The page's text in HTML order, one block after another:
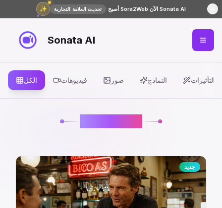
✨ تحديث العلامة التجارية أصبح Sora2Web الآن Sonata AI
Sonata AI
الكل فيديوهات صور النماذج التأثيرات
جديد